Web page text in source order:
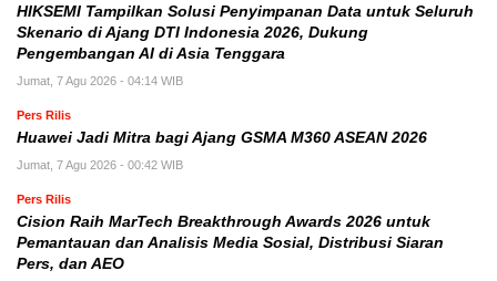
HIKSEMI Tampilkan Solusi Penyimpanan Data untuk Seluruh
Skenario di Ajang DTI Indonesia 2026, Dukung
Pengembangan AI di Asia Tenggara
Jumat, 7 Agu 2026 - 04:14 WIB
Pers Rilis
Huawei Jadi Mitra bagi Ajang GSMA M360 ASEAN 2026
Jumat, 7 Agu 2026 - 00:42 WIB
Pers Rilis
Cision Raih MarTech Breakthrough Awards 2026 untuk
Pemantauan dan Analisis Media Sosial, Distribusi Siaran
Pers, dan AEO